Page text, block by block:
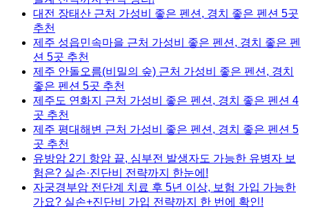
대전 장태산 근처 가성비 좋은 펜션, 경치 좋은 펜션 5곳
추천
제주 성읍민속마을 근처 가성비 좋은 펜션, 경치 좋은 펜
션 5곳 추천
제주 안돌오름(비밀의 숲) 근처 가성비 좋은 펜션, 경치
좋은 펜션 5곳 추천
제주도 연화지 근처 가성비 좋은 펜션, 경치 좋은 펜션 4
곳 추천
제주 평대해변 근처 가성비 좋은 펜션, 경치 좋은 펜션 5
곳 추천
유방암 2기 항암 끝, 심부전 발생자도 가능한 유병자 보
험은? 실손·진단비 전략까지 한눈에!
자궁경부암 전단계 치료 후 5년 이상, 보험 가입 가능한
가요? 실손+진단비 가입 전략까지 한 번에 확인!